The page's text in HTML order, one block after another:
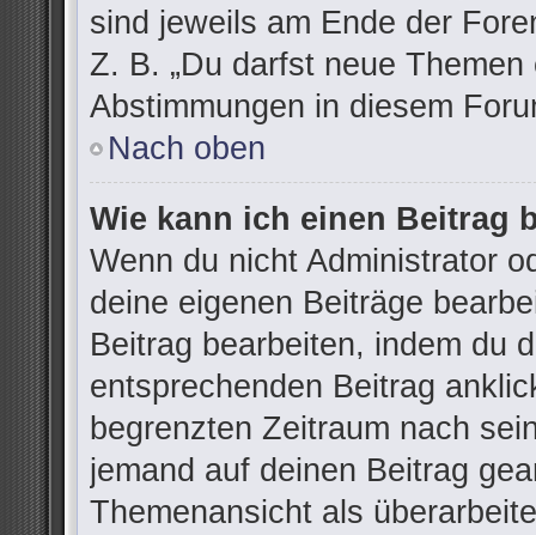
sind jeweils am Ende der
Z. B. „Du darfst neue Themen
Abstimmungen in diesem
Nach oben
Wie kann ich einen Beitrag
Wenn du nicht Administrator
deine eigenen Beiträge
Beitrag bearbeiten, indem du
entsprechenden Beitrag
begrenzten Zeitraum nach
jemand auf deinen Beitrag
Themenansicht als